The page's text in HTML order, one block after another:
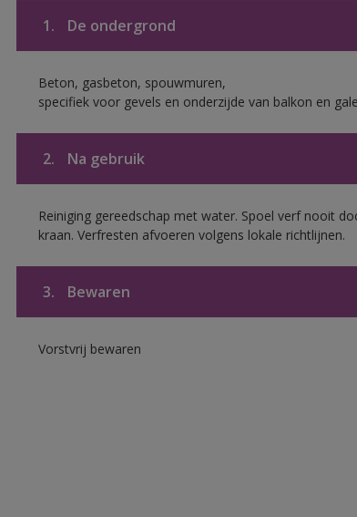
1. De ondergrond
Beton, gasbeton, spouwmuren,
specifiek voor gevels en onderzijde van balkon en
2. Na gebruik
Reiniging gereedschap met water. Spoel verf nooit
kraan. Verfresten afvoeren volgens lokale richtlijnen.
3. Bewaren
Vorstvrij bewaren